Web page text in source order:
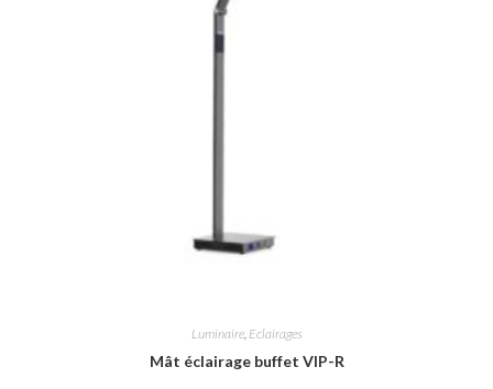
Luminaire, Eclairages
Mât éclairage buffet VIP-R